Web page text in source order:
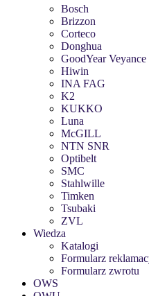
Bosch
Brizzon
Corteco
Donghua
GoodYear Veyance
Hiwin
INA FAG
K2
KUKKO
Luna
McGILL
NTN SNR
Optibelt
SMC
Stahlwille
Timken
Tsubaki
ZVL
Wiedza
Katalogi
Formularz
Formularz zwrotu
OWS